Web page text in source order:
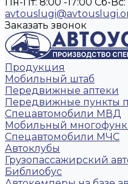
Заказать звонок
Продукция
Мобильный штаб
Передвижные аптеки
Передвижные пункты
Спецавтомобили МВД
Мобильный
Спецавтомобили МЧС
Автоклубы
Грузопассажирский
Библиобус